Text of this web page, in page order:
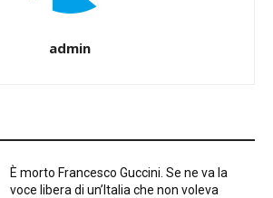
admin
È morto Francesco Guccini. Se ne va la
voce libera di un’Italia che non voleva